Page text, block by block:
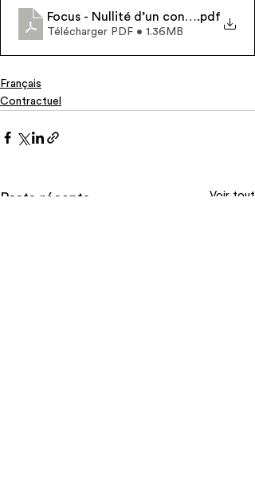
Focus - Nullité d’un contrat
.pdf
Télécharger PDF • 1.36MB
Français
Contractuel
Posts récents Voir tout